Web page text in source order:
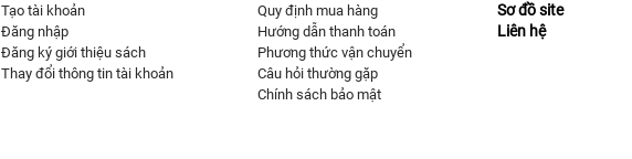
Tạo tài khoản
Đăng nhập
Đăng ký giới thiệu sách
Thay đổi thông tin tài khoản
Quy định mua hàng
Hướng dẫn thanh toán
Phương thức vận chuyển
Câu hỏi thường gặp
Chính sách bảo mật
Sơ đồ site
Liên hệ